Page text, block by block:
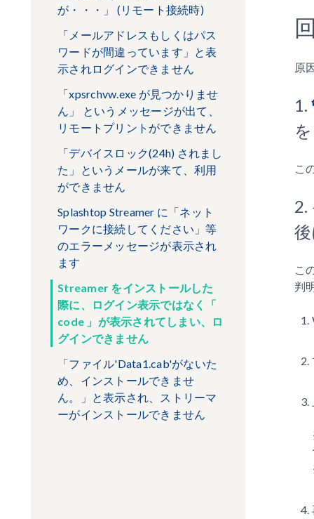
が・・・」 (リモート接続時)
「メールアドレスもしくはパス
ワードが間違っています」と表
示されログインできません
「xpsrchvw.exe が見つかりませ
ん」 というメッセージが出て、
リモートプリントができません
「デバイスロック(24h) されまし
た」というメールが来て、利用
ができません
Splashtop Streamer に「ネット
ワークに接続してください」等
のエラーメッセージが表示され
ます
Streamer をインストールした
際に、ログイン表示ではなく「
code 」が表示されてしまい、ロ
グインできません
「ファイル'Data1.cab'がないた
め、インストールできませ
ん。」と表示され、ストリーマ
ーがインストールできません
原
1.
こ
2.
こ
判